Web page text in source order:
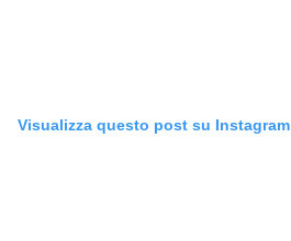
Visualizza questo post su Instagram